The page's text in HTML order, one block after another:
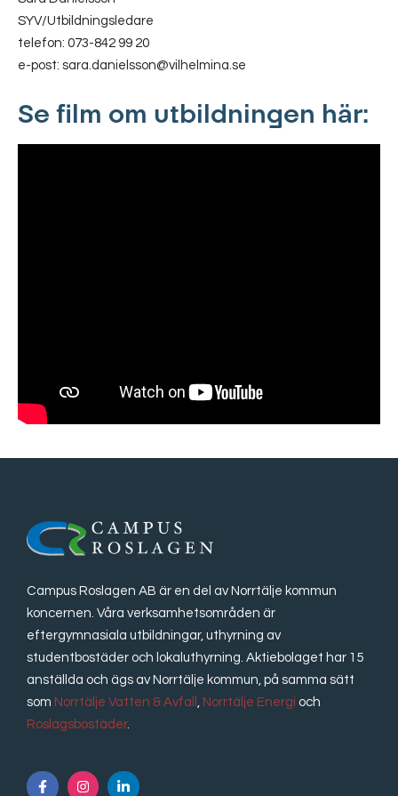
SYV/Utbildningsledare
telefon: 073-842 99 20
e-post: sara.danielsson@vilhelmina.se
Se film om utbildningen här:
Campus Roslagen AB är en del av Norrtälje kommun
koncernen. Våra verksamhetsområden är
eftergymnasiala utbildningar, uthyrning av
studentbostäder och lokaluthyrning. Aktiebolaget har 15
anställda och ägs av Norrtälje kommun, på samma sätt
som Norrtälje Vatten & Avfall Norrtälje Energi och
Roslagsbostäder.